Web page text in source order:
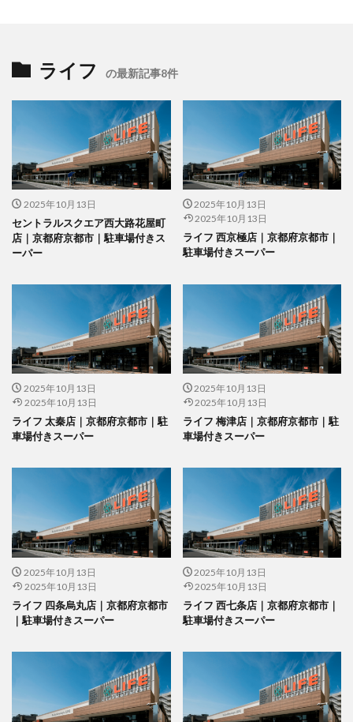
ライフ の最新記事8件
2025年10月13日
セントラルスクエア西大路花屋町
店｜京都府京都市｜駐車場付きス
ーパー
2025年10月13日
2025年10月13日
ライフ 西京極店｜京都府京都市｜
駐車場付きスーパー
2025年10月13日
2025年10月13日
ライフ 太秦店｜京都府京都市｜駐
車場付きスーパー
2025年10月13日
2025年10月13日
ライフ 梅津店｜京都府京都市｜駐
車場付きスーパー
2025年10月13日
2025年10月13日
ライフ 四条烏丸店｜京都府京都市
｜駐車場付きスーパー
2025年10月13日
2025年10月13日
ライフ 西七条店｜京都府京都市｜
駐車場付きスーパー